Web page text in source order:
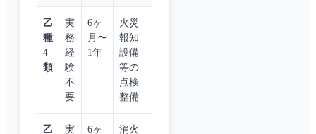
乙
種
4
類
実
務
経
験
不
要
6ヶ
月〜
1年
火災
報知
設備
等の
点検
整備
乙
実
6ヶ
消火